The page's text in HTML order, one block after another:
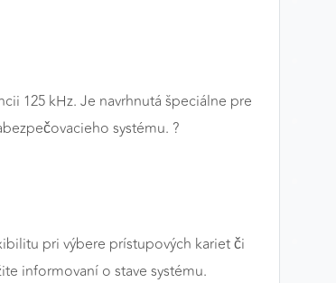
125 kHz. Je navrhnutá špeciálne pre
systému. ?️
pri výbere prístupových kariet či
informovaní o stave systému.